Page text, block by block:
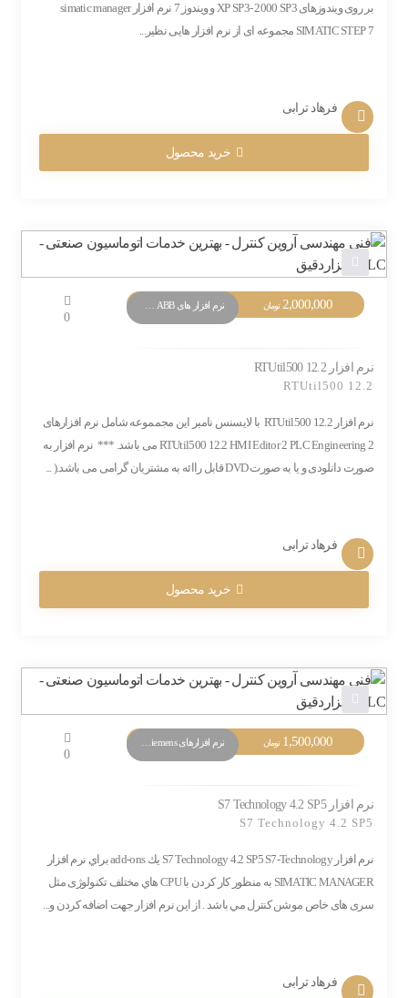
بر روی ویندوزهای XP SP3- 2000 SP3 و ویندوز 7 نرم افزار simatic manager
SIMATIC STEP 7 مجموعه ای از نرم افزار هایی نظیر...
فرهاد ترابی
خرید محصول
2,000,000 تومان نرم افزار های PLC ABB
0
نرم افزار RTUtil500 12.2
RTUtil500 12.2
نرم افزار RTUtil500 12.2 با لایسنس نامبر این مجمموعه شامل نرم افزارهای
RTUtil500 12.2 HMI Editor 2 PLC Engineering 2 می باشد. *** نرم افزار به
صورت دانلودی و یا به صورت DVD قابل راائه به مشتریان گرامی می باشد.( ...
فرهاد ترابی
خرید محصول
1,500,000 تومان نرم افزارهای PLC Siemens
0
نرم افزار S7 Technology 4.2 SP5
S7 Technology 4.2 SP5
نرم افزار S7 Technology 4.2 SP5 S7-Technology يك add-ons براي نرم افزار
SIMATIC MANAGER به منظور كار كردن با CPU هاي مختلف تکنولوژی مثل
سری های خاص موشن کنترل مي باشد . از این نرم افزار جهت اضافه کردن و...
فرهاد ترابی